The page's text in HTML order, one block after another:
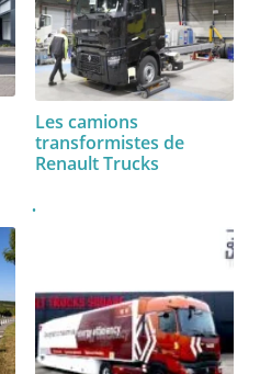
Les camions
transformistes de
Renault Trucks